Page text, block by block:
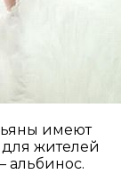
имеют
жителей
альбинос.